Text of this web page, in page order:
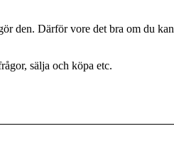
den. Därför vore det bra om du
sälja och köpa etc.